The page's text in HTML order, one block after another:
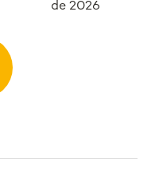
de 2026